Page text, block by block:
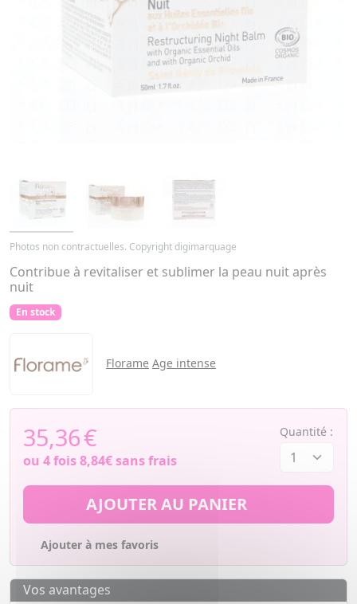
Photos non contractuelles. Copyright digimarquage
Contribue à revitaliser et sublimer la peau nuit après
nuit
En stock
Florame Age intense
35,36€
ou 4 fois8,84€sans frais
Quantité :
AJOUTER AU PANIER
Ajouter à mes favoris
Vos avantages